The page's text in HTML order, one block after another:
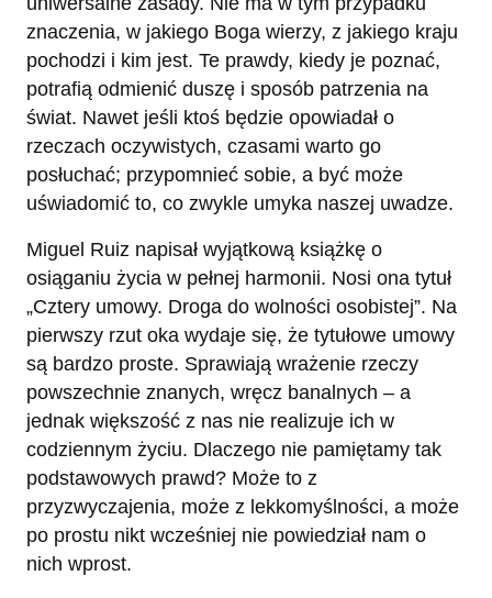
znaczenia, w jakiego Boga wierzy, z jakiego kraju
pochodzi i kim jest. Te prawdy, kiedy je poznać,
potrafią odmienić duszę i sposób patrzenia na
świat. Nawet jeśli ktoś będzie opowiadał o
rzeczach oczywistych, czasami warto go
posłuchać; przypomnieć sobie, a być może
uświadomić to, co zwykle umyka naszej uwadze.
Miguel Ruiz napisał wyjątkową książkę o
osiąganiu życia w pełnej harmonii. Nosi ona tytuł
„Cztery umowy. Droga do wolności osobistej”. Na
pierwszy rzut oka wydaje się, że tytułowe umowy
są bardzo proste. Sprawiają wrażenie rzeczy
powszechnie znanych, wręcz banalnych – a
jednak większość z nas nie realizuje ich w
codziennym życiu. Dlaczego nie pamiętamy tak
podstawowych prawd? Może to z
przyzwyczajenia, może z lekkomyślności, a może
po prostu nikt wcześniej nie powiedział nam o
nich wprost.